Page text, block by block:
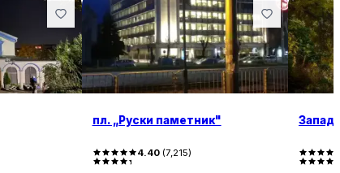
пл. „Руски паметник"
4.40(7,215)